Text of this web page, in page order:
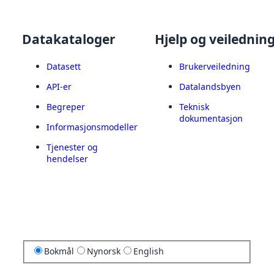
Datakataloger
Datasett
API-er
Begreper
Informasjonsmodeller
Tjenester og
hendelser
Hjelp og
Brukerveiledning
Datalandsbyen
Teknisk
dokumentasjon
Bokmål Nynorsk English